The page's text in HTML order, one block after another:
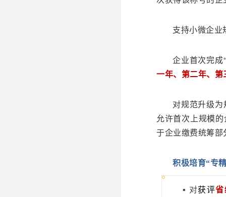
支持小微企业
企业首次完成
一年、第二年、第
对规范升级
允许首次上规模的
于企业缴费统筹部
积极培育“专
▪ 对获评省